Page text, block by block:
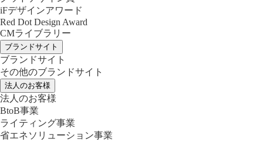
iFデザインアワード
Red Dot Design Award
CMライブラリー
ブランドサイト
ブランドサイト
その他のブランドサイト
法人のお客様
法人のお客様
BtoB事業
ライティング事業
省エネソリューション事業